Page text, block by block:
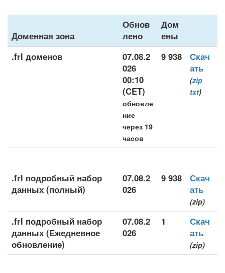
Доменная зона
Обнов
лено
Дом
ены
.frl доменов
07.08.2
026
00:10
(CET)
обновле
ние
через 19
часов
9 938
Скач
ать
(zip
txt)
.frl подробный набор
данных (полный)
07.08.2
026
9 938
Скач
ать
(zip)
.frl подробный набор
данных (Ежедневное
обновление)
07.08.2
026
1
Скач
ать
(zip)